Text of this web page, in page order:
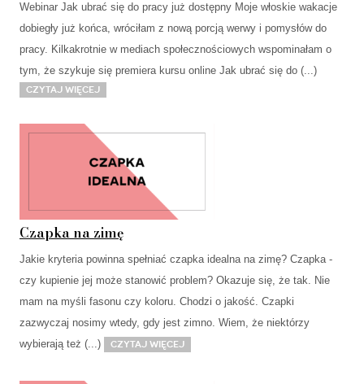
Webinar Jak ubrać się do pracy już dostępny Moje włoskie wakacje
dobiegły już końca, wróciłam z nową porcją werwy i pomysłów do
pracy. Kilkakrotnie w mediach społecznościowych wspominałam o
tym, że szykuje się premiera kursu online Jak ubrać się do (...)
Czytaj więcej
Czapka na zimę
Jakie kryteria powinna spełniać czapka idealna na zimę? Czapka -
czy kupienie jej może stanowić problem? Okazuje się, że tak. Nie
mam na myśli fasonu czy koloru. Chodzi o jakość. Czapki
zazwyczaj nosimy wtedy, gdy jest zimno. Wiem, że niektórzy
wybierają też (...)
Czytaj więcej